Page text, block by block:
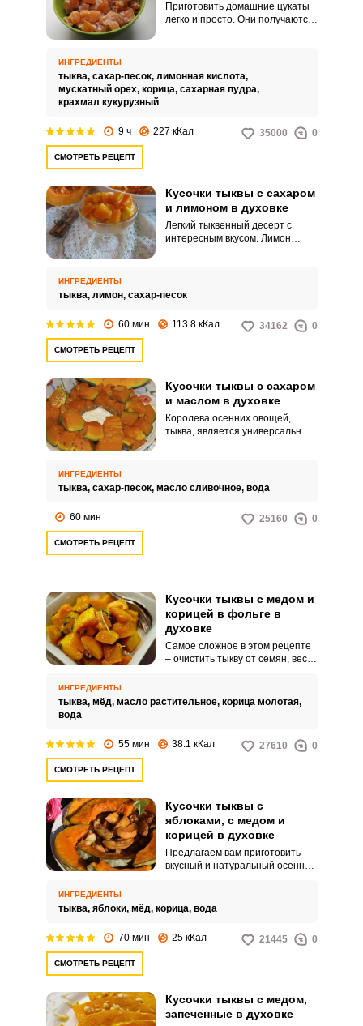
Приготовить домашние цукаты
легко и просто. Они получаются
ИНГРЕДИЕНТЫ
тыква, сахар-песок, лимонная кислота,
мускатный орех, корица, сахарная пудра,
крахмал кукурузный
9 ч 227 кКал 35000 0
СМОТРЕТЬ РЕЦЕПТ
Кусочки тыквы с сахаром
и лимоном в духовке
Легкий тыквенный десерт с
интересным вкусом. Лимон
ИНГРЕДИЕНТЫ
тыква, лимон, сахар-песок
60 мин 113.8 кКал 34162 0
СМОТРЕТЬ РЕЦЕПТ
Кусочки тыквы с сахаром
и маслом в духовке
Королева осенних овощей,
тыква, является универсальным
подавать с мясом и сдобными
ИНГРЕДИЕНТЫ
тыква, сахар-песок, масло сливочное, вода
60 мин 25160 0
СМОТРЕТЬ РЕЦЕПТ
Кусочки тыквы с медом и
корицей в фольге в
духовке
Самое сложное в этом рецепте
– очистить тыкву от семян, весь
дольками и запекается в духовке
ИНГРЕДИЕНТЫ
тыква, мёд, масло растительное, корица молотая,
вода
55 мин 38.1 кКал 27610 0
СМОТРЕТЬ РЕЦЕПТ
Кусочки тыквы с
яблоками, с медом и
корицей в духовке
Предлагаем вам приготовить
вкусный и натуральный осенний
великолепным ароматом.
ИНГРЕДИЕНТЫ
тыква, яблоки, мёд, корица, вода
70 мин 25 кКал 21445 0
СМОТРЕТЬ РЕЦЕПТ
Кусочки тыквы с медом,
запеченные в духовке